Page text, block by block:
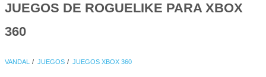
JUEGOS DE ROGUELIKE PARA XBOX
360
VANDAL JUEGOS JUEGOS XBOX 360